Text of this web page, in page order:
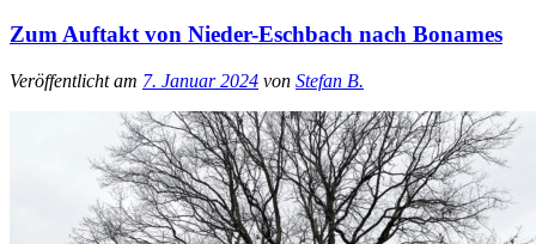
Zum Auftakt von Nieder-Eschbach nach Bonames
Veröffentlicht am 7. Januar 2024 von Stefan B.